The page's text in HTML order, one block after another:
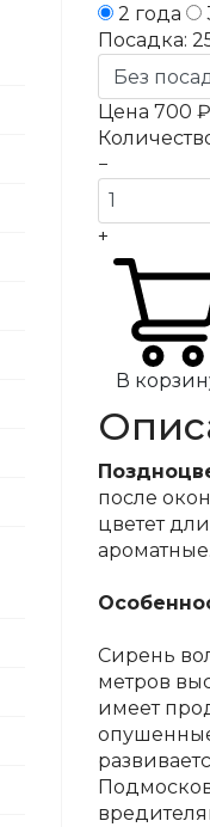
2 года
Посадка:
Цена 700 ₽
−
+
В
после
цветет
ароматные.
Сирень
метров
имеет
опушенные